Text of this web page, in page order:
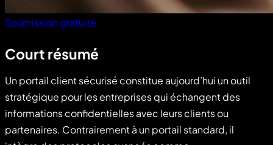
Soumission gratuite
Court résumé
Un portail client sécurisé constitue aujourd’hui un outil
stratégique pour les entreprises qui échangent des
informations confidentielles avec leurs clients ou
partenaires. Contrairement à un portail standard, il